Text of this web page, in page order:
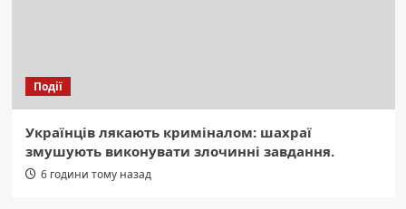
Події
Українців лякають криміналом: шахраї
змушують виконувати злочинні завдання.
6 години тому назад